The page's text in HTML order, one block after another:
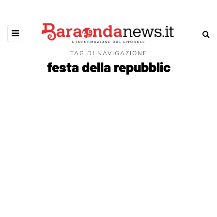
TAG DI NAVIGAZIONE
festa della repubblic